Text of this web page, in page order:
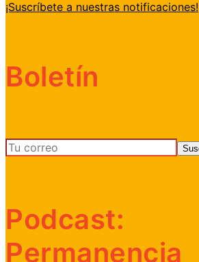
¡Suscríbete a nuestras notificaciones!
Boletín
Podcast:
Permanencia